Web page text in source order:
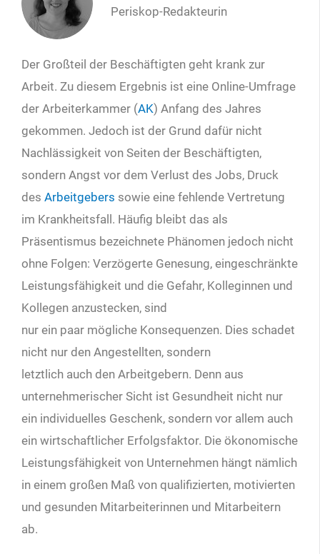
Periskop-Redakteurin
Der Großteil der Beschäftigten geht krank zur
Arbeit. Zu diesem Ergebnis ist eine Online-Umfrage
der Arbeiterkammer (AK) Anfang des Jahres
gekommen. Jedoch ist der Grund dafür nicht
Nachlässigkeit von Seiten der Beschäftigten,
sondern Angst vor dem Verlust des Jobs, Druck
des Arbeitgebers sowie eine fehlende Vertretung
im Krankheitsfall. Häufig bleibt das als
Präsentismus bezeichnete Phänomen jedoch nicht
ohne Folgen: Verzögerte Genesung, eingeschränkte
Leistungsfähigkeit und die Gefahr, Kolleginnen und
Kollegen anzustecken, sind
nur ein paar mögliche Konsequenzen. Dies schadet
nicht nur den Angestellten, sondern
letztlich auch den Arbeitgebern. Denn aus
unternehmerischer Sicht ist Gesundheit nicht nur
ein individuelles Geschenk, sondern vor allem auch
ein wirtschaftlicher Erfolgsfaktor. Die ökonomische
Leistungsfähigkeit von Unternehmen hängt nämlich
in einem großen Maß von qualifizierten, motivierten
und gesunden Mitarbeiterinnen und Mitarbeitern
ab.